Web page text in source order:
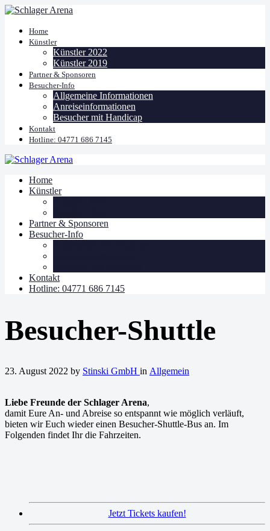
Home
Künstler
Künstler 2022
Künstler 2019
Partner & Sponsoren
Besucher-Info
Allgemeine Informationen
Anreiseinformationen
Besucher mit Handicap
Kontakt
Hotline: 04771 686 7145
Home
Künstler
Partner & Sponsoren
Besucher-Info
Kontakt
Hotline: 04771 686 7145
Besucher-Shuttle
23. August 2022 by Stinski GmbH in Allgemein
Liebe Freunde der Schlager Arena,
damit Eure An- und Abreise so entspannt wie möglich verläuft,
bieten wir Euch wieder einen Besucher-Shuttle-Bus an. Im
Folgenden findet Ihr die Fahrzeiten.
Jetzt Tickets kaufen!